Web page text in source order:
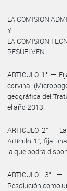
LA COMISION
Y
LA COMISION
RESUELVEN:
ARTICULO 1° —
corvina
geográfica del
el año 2013.
ARTICULO 2° —
Artículo 1°, fija
la que podrá
ARTICULO 3°
Resolución como